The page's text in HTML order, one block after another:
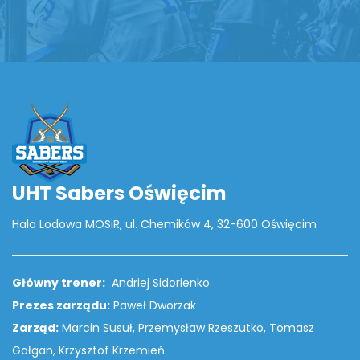
UHT Sabers Oświęcim
Hala Lodowa MOSiR, ul. Chemików 4, 32-600 Oświęcim
Główny trener: Andriej Sidorienko
Prezes zarządu: Paweł Dworzak
Zarząd: Marcin Susuł, Przemysław Rzeszutko, Tomasz
Gałgan, Krzysztof Krzemień